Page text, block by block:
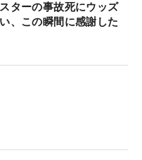
ターの事故死にウッズ
、この瞬間に感謝した